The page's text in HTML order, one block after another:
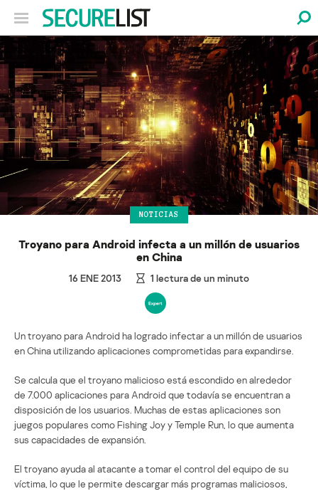
NOTICIAS
Troyano para Android infecta a un millón de usuarios
en China
16 ENE 2013 1 lectura de un minuto
Un troyano para Android ha logrado infectar a un millón de usuarios
en China utilizando aplicaciones comprometidas para expandirse.
Se calcula que el troyano malicioso está escondido en alrededor
de 7.000 aplicaciones para Android que todavía se encuentran a
disposición de los usuarios. Muchas de estas aplicaciones son
juegos populares como Fishing Joy y Temple Run, lo que aumenta
sus capacidades de expansión.
El troyano ayuda al atacante a tomar el control del equipo de su
víctima, lo que le permite descargar más programas maliciosos,